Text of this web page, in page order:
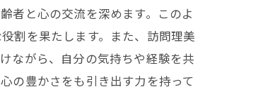
者と心の交流を深めます。このよ
割を果たします。また、訪問理美
ながら、自分の気持ちや経験を共
の豊かさをも引き出す力を持って